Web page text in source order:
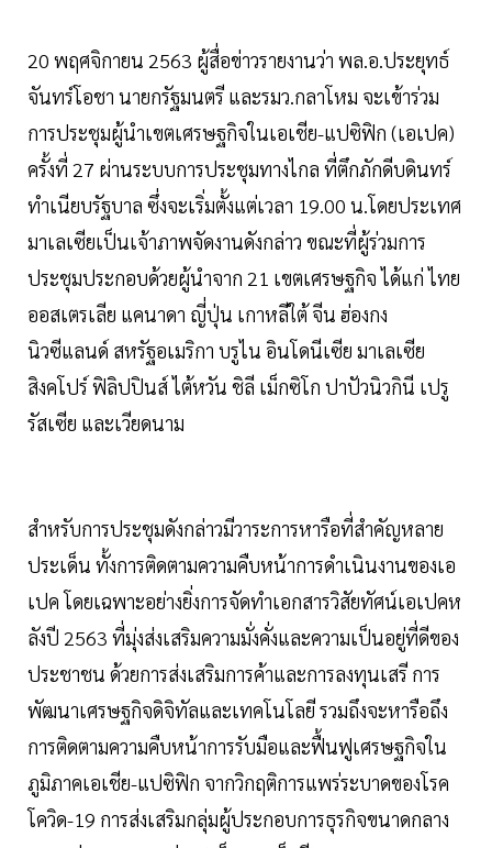
20 พฤศจิกายน 2563 ผู้สื่อข่าวรายงานว่า พล.อ.ประยุทธ์
จันทร์โอชา นายกรัฐมนตรี และรมว.กลาโหม จะเข้าร่วม
การประชุมผู้นำเขตเศรษฐกิจในเอเชีย-แปซิฟิก (เอเปค)
ครั้งที่ 27 ผ่านระบบการประชุมทางไกล ที่ตึกภักดีบดินทร์
ทำเนียบรัฐบาล ซึ่งจะเริ่มตั้งแต่เวลา 19.00 น.โดยประเทศ
มาเลเซียเป็นเจ้าภาพจัดงานดังกล่าว ขณะที่ผู้ร่วมการ
ประชุมประกอบด้วยผู้นำจาก 21 เขตเศรษฐกิจ ได้แก่ ไทย
ออสเตรเลีย แคนาดา ญี่ปุ่น เกาหลีใต้ จีน ฮ่องกง
นิวซีแลนด์ สหรัฐอเมริกา บรูไน อินโดนีเซีย มาเลเซีย
สิงคโปร์ ฟิลิปปินส์ ไต้หวัน ชิลี เม็กซิโก ปาปัวนิวกินี เปรู
รัสเซีย และเวียดนาม
สำหรับการประชุมดังกล่าวมีวาระการหารือที่สำคัญหลาย
ประเด็น ทั้งการติดตามความคืบหน้าการดำเนินงานของเอ
เปค โดยเฉพาะอย่างยิ่งการจัดทำเอกสารวิสัยทัศน์เอเปคห
ลังปี 2563 ที่มุ่งส่งเสริมความมั่งคั่งและความเป็นอยู่ที่ดีของ
ประชาชน ด้วยการส่งเสริมการค้าและการลงทุนเสรี การ
พัฒนาเศรษฐกิจดิจิทัลและเทคโนโลยี รวมถึงจะหารือถึง
การติดตามความคืบหน้าการรับมือและฟื้นฟูเศรษฐกิจใน
ภูมิภาคเอเชีย-แปซิฟิก จากวิกฤติการแพร่ระบาดของโรค
โควิด-19 การส่งเสริมกลุ่มผู้ประกอบการธุรกิจขนาดกลาง